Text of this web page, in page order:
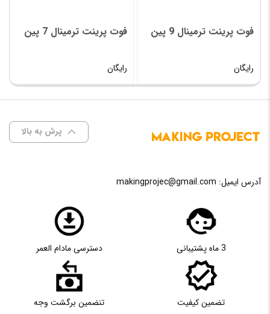
فوت پرینت ترمینال 9 پین
رایگان
فوت پرینت ترمینال 7 پین
رایگان
پرش به بالا
آدرس ایمیل: makingprojec@gmail.com
3 ماه پشتیبانی دسترسی مادام العمر
تضمین کیفیت تنضمین برگشت وجه